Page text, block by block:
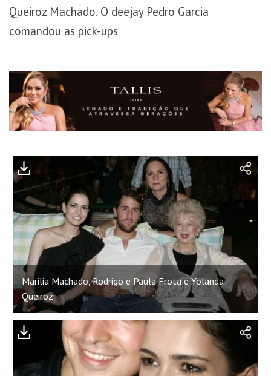
Queiroz Machado. O deejay Pedro Garcia
comandou as pick-ups
Marilia Machado, Rodrigo e Paula Frota e Yolanda
Queiroz